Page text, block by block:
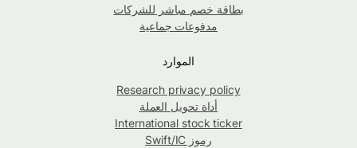
بطاقة خصم مباشر للشركات
مدفوعات جماعية
الموارد
Research privacy policy
أداة تحويل العملة
International stock ticker
رموز Swift/IC